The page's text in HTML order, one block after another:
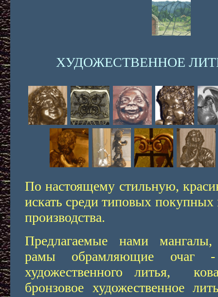
ХУДОЖЕСТВЕННОЕ
По настоящему стильную,
искать среди типовых покупных
производства.
Предлагаемые нами
рамы обрамляющие очаг -
художественного литья,
бронзовое художественное